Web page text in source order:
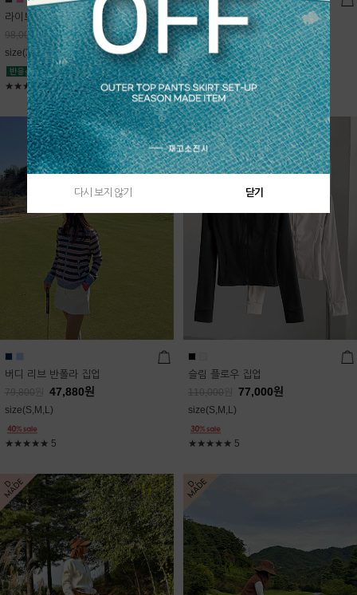
라이트데님 핀턱 스커트
98,000원 68,600원
size(XS,S,M,L)
★★★★★5
블룸 하이넥 니트집업
Sold Out
free(44~66)
★★★★★4.9
버디 리브 반폴라 집업
79,800 47,880원
size(S,M,L)
★★★★★ 5
슬림 플로우 집업
110,000 77,000원
size(S,M,L)
★★★★★ 5
다시 보지 않기 닫기